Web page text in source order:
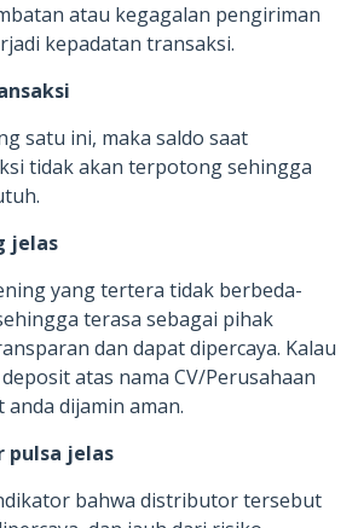
atau kegagalan pengiriman
kepadatan transaksi.
satu ini, maka saldo saat
tidak akan terpotong sehingga
jelas
yang tertera tidak berbeda-
terasa sebagai pihak
dan dapat dipercaya. Kalau
atas nama CV/Perusahaan
dijamin aman.
pulsa jelas
bahwa distributor tersebut